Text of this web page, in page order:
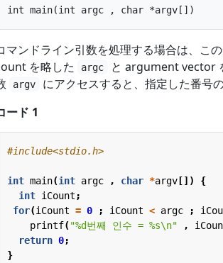
マンドライン引数を処理する場合は、こ
を略した
argc と argument vector
argv
にアクセスすると、指定した番号
ード 1
#include<stdio.h>
int main(int argc , char *argv [])
{
int iCount ;
for(iCount = 0 ; iCount < argc ;
printf("%d번째 인수 = %s\n" ,
return 0;
}